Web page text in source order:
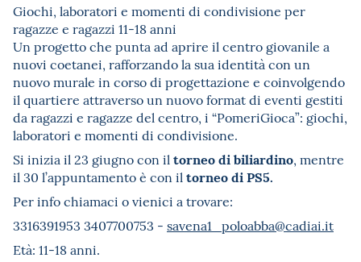
Giochi, laboratori e momenti di condivisione per
ragazze e ragazzi 11-18 anni
Un progetto che punta ad aprire il centro giovanile a
nuovi coetanei, rafforzando la sua identità con un
nuovo murale in corso di progettazione e coinvolgendo
il quartiere attraverso un nuovo format di eventi gestiti
da ragazzi e ragazze del centro, i “PomeriGioca”: giochi,
laboratori e momenti di condivisione.
Si inizia il 23 giugno con il torneo di biliardino, mentre
il 30 l’appuntamento è con il torneo di PS5.
Per info chiamaci o vienici a trovare:
3316391953 3407700753 - savena1_poloabba@cadiai.it
Età: 11-18 anni.